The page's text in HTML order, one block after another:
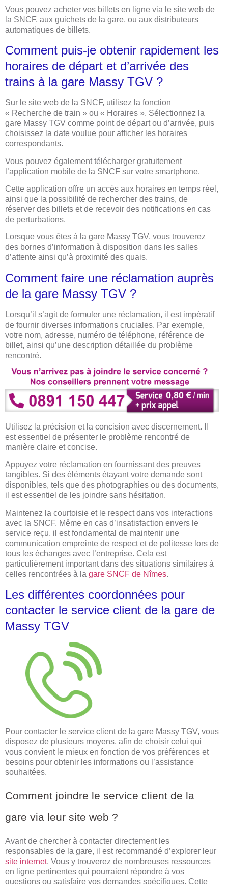
Vous pouvez acheter vos billets en ligne via le site web de
la SNCF, aux guichets de la gare, ou aux distributeurs
automatiques de billets.
Comment puis-je obtenir rapidement les
horaires de départ et d’arrivée des
trains à la gare Massy TGV ?
Sur le site web de la SNCF, utilisez la fonction
« Recherche de train » ou « Horaires ». Sélectionnez la
gare Massy TGV comme point de départ ou d’arrivée, puis
choisissez la date voulue pour afficher les horaires
correspondants.
Vous pouvez également télécharger gratuitement
l’application mobile de la SNCF sur votre smartphone.
Cette application offre un accès aux horaires en temps réel,
ainsi que la possibilité de rechercher des trains, de
réserver des billets et de recevoir des notifications en cas
de perturbations.
Lorsque vous êtes à la gare Massy TGV, vous trouverez
des bornes d’information à disposition dans les salles
d’attente ainsi qu’à proximité des quais.
Comment faire une réclamation auprès
de la gare Massy TGV ?
Lorsqu’il s’agit de formuler une réclamation, il est impératif
de fournir diverses informations cruciales. Par exemple,
votre nom, adresse, numéro de téléphone, référence de
billet, ainsi qu’une description détaillée du problème
rencontré.
Utilisez la précision et la concision avec discernement. Il
est essentiel de présenter le problème rencontré de
manière claire et concise.
Appuyez votre réclamation en fournissant des preuves
tangibles. Si des éléments étayant votre demande sont
disponibles, tels que des photographies ou des documents,
il est essentiel de les joindre sans hésitation.
Maintenez la courtoisie et le respect dans vos interactions
avec la SNCF. Même en cas d’insatisfaction envers le
service reçu, il est fondamental de maintenir une
communication empreinte de respect et de politesse lors de
tous les échanges avec l’entreprise. Cela est
particulièrement important dans des situations similaires à
celles rencontrées à la gare SNCF de Nîmes.
Les différentes coordonnées pour
contacter le service client de la gare de
Massy TGV
Pour contacter le service client de la gare Massy TGV, vous
disposez de plusieurs moyens, afin de choisir celui qui
vous convient le mieux en fonction de vos préférences et
besoins pour obtenir les informations ou l’assistance
souhaitées.
Comment joindre le service client de la
gare via leur site web ?
Avant de chercher à contacter directement les
responsables de la gare, il est recommandé d’explorer leur
site internet. Vous y trouverez de nombreuses ressources
en ligne pertinentes qui pourraient répondre à vos
questions ou satisfaire vos demandes spécifiques. Cette